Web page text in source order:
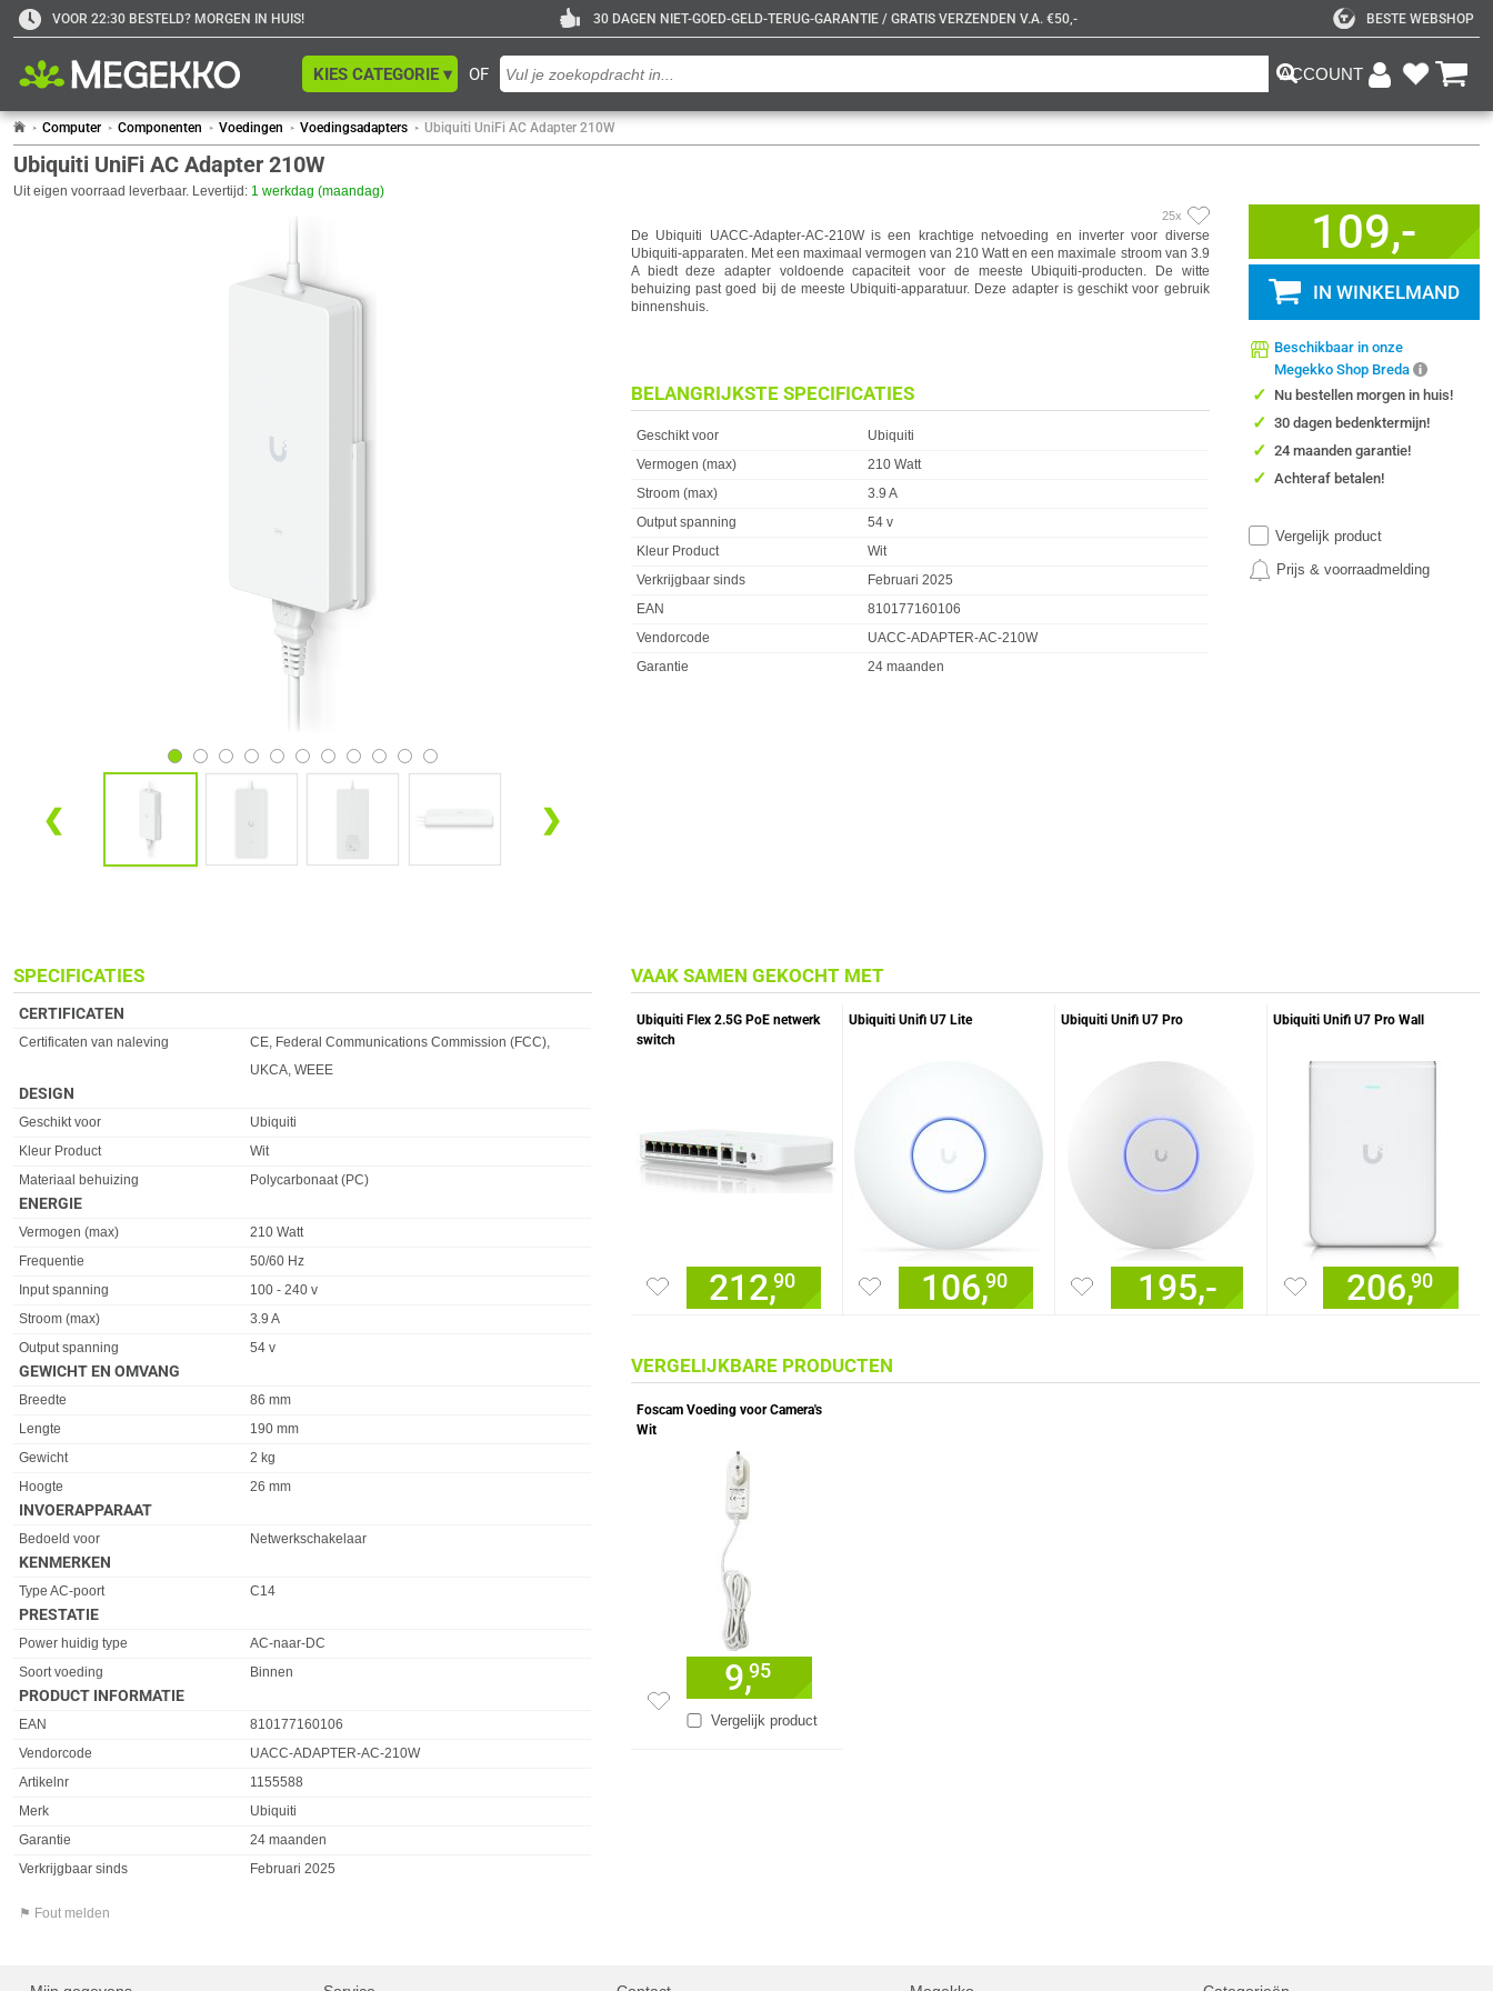
VOOR 22:30 BESTELD? MORGEN IN HUIS! 30 DAGEN NIET-GOED-GELD-TERUG-GARANTIE / GRATIS VERZENDEN V.A. €50,- BESTE WEBSHOP
OF
KIES CATEGORIE ▾ ACCOUNT
Computer Componenten Voedingen Voedingsadapters Ubiquiti UniFi AC Adapter 210W
Ubiquiti UniFi AC Adapter 210W
Uit eigen voorraad leverbaar. Levertijd: 1 werkdag (maandag)
❮ ❯
25x
De Ubiquiti UACC-Adapter-AC-210W is een krachtige netvoeding en inverter voor diverse
Ubiquiti-apparaten. Met een maximaal vermogen van 210 Watt en een maximale stroom van 3.9
A biedt deze adapter voldoende capaciteit voor de meeste Ubiquiti-producten. De witte
behuizing past goed bij de meeste Ubiquiti-apparatuur. Deze adapter is geschikt voor gebruik
binnenshuis.
BELANGRIJKSTE SPECIFICATIES
Eigenschap Waarde
Geschikt voor
Ubiquiti
Vermogen (max)
210 Watt
Stroom (max)
3.9 A
Output spanning
54 v
Kleur Product
Wit
Verkrijgbaar sinds
Februari 2025
EAN
810177160106
Vendorcode
UACC-ADAPTER-AC-210W
Garantie
24 maanden
109,-
IN WINKELMAND
Beschikbaar in onze
Megekko Shop Breda
✓ Nu bestellen morgen in huis!
✓ 30 dagen bedenktermijn!
✓ 24 maanden garantie!
✓ Achteraf betalen!
Vergelijk product
Prijs & voorraadmelding
SPECIFICATIES
CERTIFICATEN
Eigenschap Waarde
Certificaten van naleving
CE, Federal Communications Commission (FCC),
UKCA, WEEE
DESIGN
Eigenschap Waarde
Geschikt voor
Ubiquiti
Kleur Product
Wit
Materiaal behuizing
Polycarbonaat (PC)
ENERGIE
Eigenschap Waarde
Vermogen (max)
210 Watt
Frequentie
50/60 Hz
Input spanning
100 - 240 v
Stroom (max)
3.9 A
Output spanning
54 v
GEWICHT EN OMVANG
Eigenschap
Breedte
86 mm
Lengte
190 mm
Gewicht
2 kg
Hoogte
26 mm
INVOERAPPARAAT
Eigenschap Waarde
Bedoeld voor Netwerkschakelaar
KENMERKEN
Eigenschap Waarde
Type AC-poort C14
PRESTATIE
Eigenschap Waarde
Power huidig type
AC-naar-DC
Soort voeding
Binnen
PRODUCT INFORMATIE
EAN
810177160106
Vendorcode
UACC-ADAPTER-AC-210W
Artikelnr
1155588
Merk
Ubiquiti
Garantie
24 maanden
Verkrijgbaar sinds
Februari 2025
⚑ Fout melden
VAAK SAMEN GEKOCHT MET
Ubiquiti Flex 2.5G PoE netwerk
switch
212,90
Ubiquiti Unifi U7 Lite
106,90
Ubiquiti Unifi U7 Pro
195,-
Ubiquiti Unifi U7 Pro Wall
206,90
VERGELIJKBARE PRODUCTEN
Foscam Voeding voor Camera's
Wit
Vergelijk product
9,95